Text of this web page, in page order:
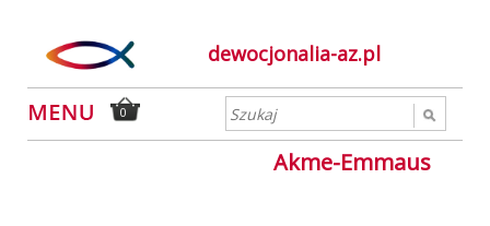
dewocjonalia-az.pl
0
Akme-Emmaus